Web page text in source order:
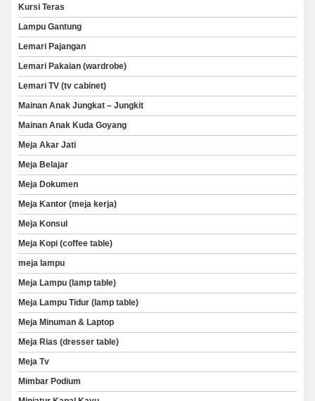
Kursi Teras
Lampu Gantung
Lemari Pajangan
Lemari Pakaian (wardrobe)
Lemari TV (tv cabinet)
Mainan Anak Jungkat – Jungkit
Mainan Anak Kuda Goyang
Meja Akar Jati
Meja Belajar
Meja Dokumen
Meja Kantor (meja kerja)
Meja Konsul
Meja Kopi (coffee table)
meja lampu
Meja Lampu (lamp table)
Meja Lampu Tidur (lamp table)
Meja Minuman & Laptop
Meja Rias (dresser table)
Meja Tv
Mimbar Podium